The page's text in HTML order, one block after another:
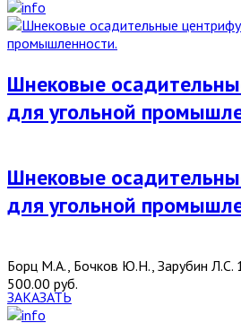
Шнековые
для угольной
Шнековые
для угольной
Борц М.А., Бочков Ю.Н., Зарубин Л.С.
500.00 руб.
ЗАКАЗАТЬ